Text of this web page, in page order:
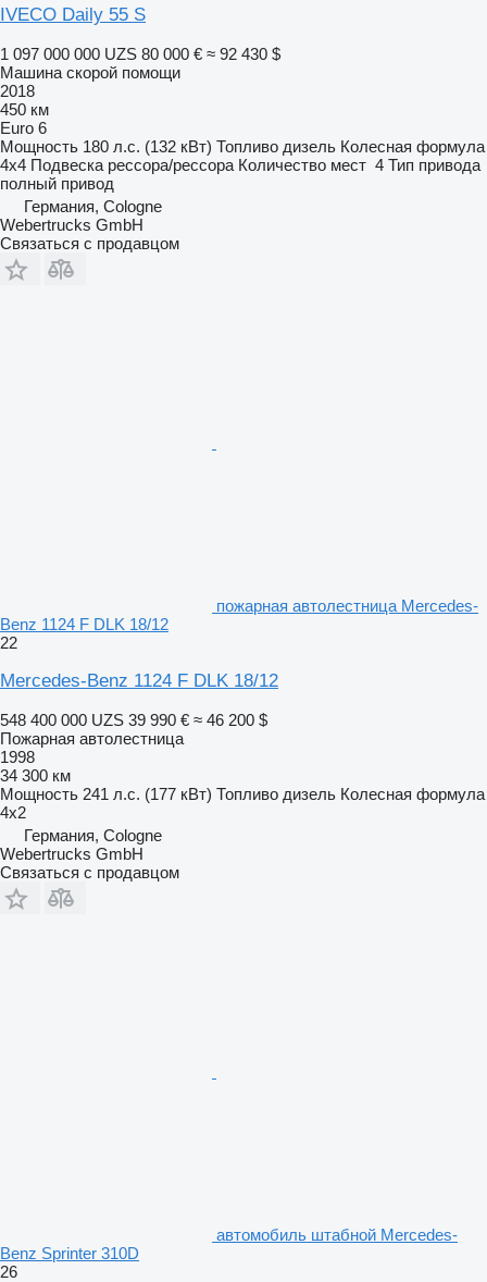
IVECO Daily 55 S
1 097 000 000 UZS 80 000 € ≈ 92 430 $
Машина скорой помощи
2018
450 км
Euro 6
Мощность 180 л.с. (132 кВт) Топливо дизель Колесная формула
4x4 Подвеска рессора/рессора Количество мест 4 Тип привода
полный привод
Германия, Cologne
Webertrucks GmbH
Связаться с продавцом
пожарная автолестница Mercedes-
Benz 1124 F DLK 18/12
22
Mercedes-Benz 1124 F DLK 18/12
548 400 000 UZS 39 990 € ≈ 46 200 $
Пожарная автолестница
1998
34 300 км
Мощность 241 л.с. (177 кВт) Топливо дизель Колесная формула
4x2
Германия, Cologne
Webertrucks GmbH
Связаться с продавцом
автомобиль штабной Mercedes-
Benz Sprinter 310D
26